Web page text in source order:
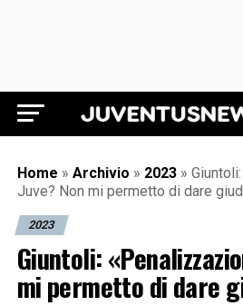
Juventus
Home » Archivio » 2023 »
Juve? Non mi permetto di dare
2023
Giuntoli:
mi permetto di dare